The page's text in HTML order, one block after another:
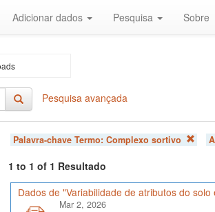
Adicionar dados Pesquisa Sobre
Pesquisa avançada
Palavra-chave Termo: Complexo sortivo
1 to 1 of 1 Resultado
Dados de "Variabilidade de atributos do
Mar 2, 2026